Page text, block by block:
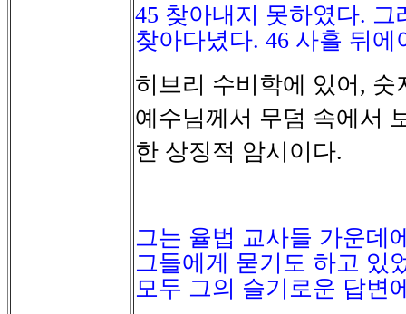
45 찾아내지 못하였다. 그
찾아다녔다. 46 사흘 뒤에
히브리 수비학에 있어, 숫
예수님께서 무덤 속에서
한 상징적 암시이다.
그는 율법 교사들 가운데
그들에게 묻기도 하고 있
모두 그의 슬기로운 답변